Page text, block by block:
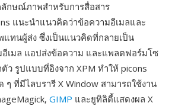
ลักษณ์ภาพสำหรับการสื่อสาร
แนะนำแนวคิดว่าข้อความอีเมลและ
แทนผู้ส่ง ซึ่งเป็นแนวคิดที่กลายเป็น
อีเมล แอปส่งข้อความ และแพลตฟอร์มโซ
ว รูปแบบที่อิงจาก XPM ทำให้ picons
ที่มีไลบรารี X Window สามารถใช้งาน
GIMP และยูทิลิตี้แสดงผล X